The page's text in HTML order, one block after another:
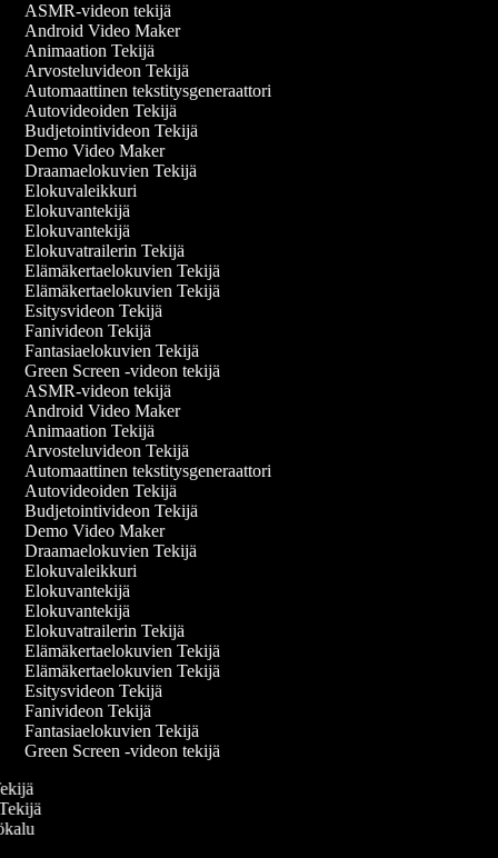
ASMR-videon tekijä
Android Video Maker
Animaation Tekijä
Arvosteluvideon Tekijä
Automaattinen tekstitysgeneraattori
Autovideoiden Tekijä
Budjetointivideon Tekijä
Demo Video Maker
Draamaelokuvien Tekijä
Elokuvaleikkuri
Elokuvantekijä
Elokuvantekijä
Elokuvatrailerin Tekijä
Elämäkertaelokuvien Tekijä
Elämäkertaelokuvien Tekijä
Esitysvideon Tekijä
Fanivideon Tekijä
Fantasiaelokuvien Tekijä
Green Screen -videon tekijä
ASMR-videon tekijä
Android Video Maker
Animaation Tekijä
Arvosteluvideon Tekijä
Automaattinen tekstitysgeneraattori
Autovideoiden Tekijä
Budjetointivideon Tekijä
Demo Video Maker
Draamaelokuvien Tekijä
Elokuvaleikkuri
Elokuvantekijä
Elokuvantekijä
Elokuvatrailerin Tekijä
Elämäkertaelokuvien Tekijä
Elämäkertaelokuvien Tekijä
Esitysvideon Tekijä
Fanivideon Tekijä
Fantasiaelokuvien Tekijä
Green Screen -videon tekijä